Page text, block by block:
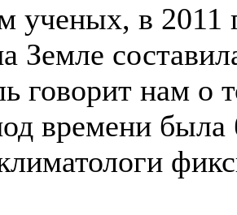
ученых, в 2011
Земле
говорит нам о
времени